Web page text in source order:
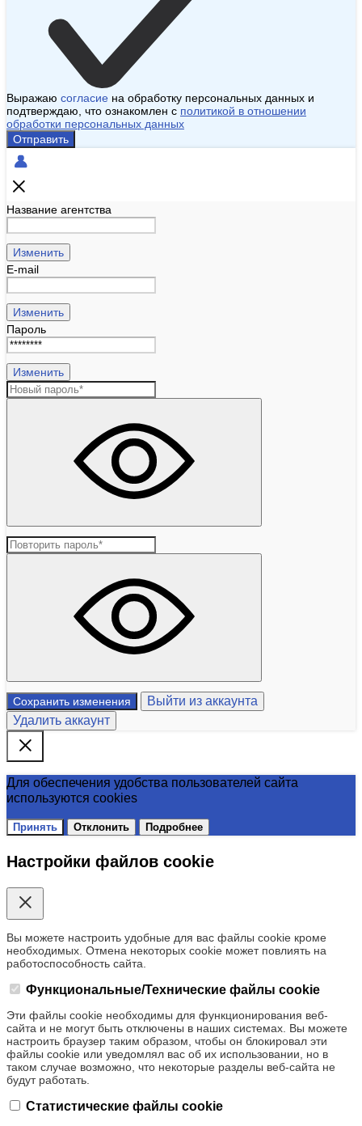
Выражаю согласие на обработку персональных данных и
подтверждаю, что ознакомлен с политикой в отношении
обработки персональных данных
Отправить
Название агентства
Изменить
E-mail
Изменить
Пароль
Изменить
Сохранить изменения
Выйти из аккаунта
Удалить аккаунт
Для обеспечения удобства пользователей сайта
используются cookies
Принять Отклонить Подробнее
Настройки файлов cookie
Вы можете настроить удобные для вас файлы cookie кроме
необходимых. Отмена некоторых cookie может повлиять на
работоспособность сайта.
Функциональные/Технические файлы cookie
Эти файлы cookie необходимы для функционирования веб-
сайта и не могут быть отключены в наших системах. Вы можете
настроить браузер таким образом, чтобы он блокировал эти
файлы cookie или уведомлял вас об их использовании, но в
таком случае возможно, что некоторые разделы веб-сайта не
будут работать.
Статистические файлы cookie